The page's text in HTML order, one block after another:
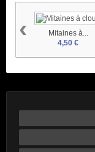
Mitaines à...
4,50 €
‹